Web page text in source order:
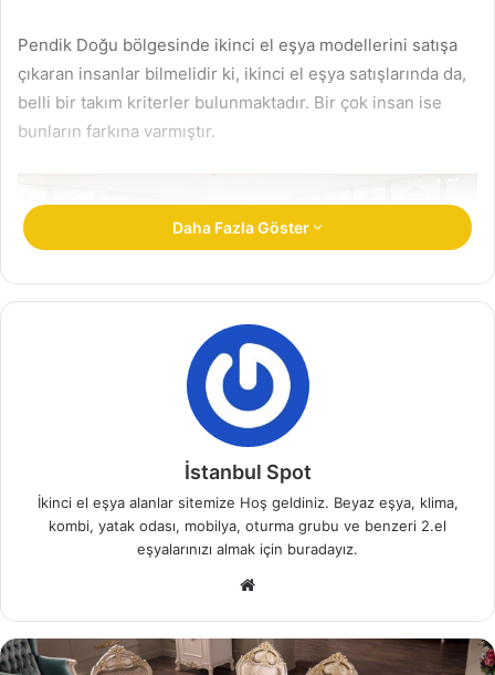
Pendik Doğu bölgesinde ikinci el eşya modellerini satışa
çıkaran insanlar bilmelidir ki, ikinci el eşya satışlarında da,
belli bir takım kriterler bulunmaktadır. Bir çok insan ise
bunların farkına varmıştır.
Pendik Doğu İkinci El Eşya Alanlar İstanbul
Pendik Doğu ikinci el eşya alanlar ile birlikte, daha yüksek
fiyat tekliflerine ulaşmak mümkün olabilir. Evinizde
kullanılmayan ve yer kapladığını gördüğünüz eşyalardan
kurtulmak, kaydı ile odanızda yer açabilirsiniz.
İlgili Makaleler
Daha Fazla Göster
İstanbul Spot
İkinci el eşya alanlar sitemize Hoş geldiniz. Beyaz eşya, klima,
kombi, yatak odası, mobilya, oturma grubu ve benzeri 2.el
eşyalarınızı almak için buradayız.
b
s